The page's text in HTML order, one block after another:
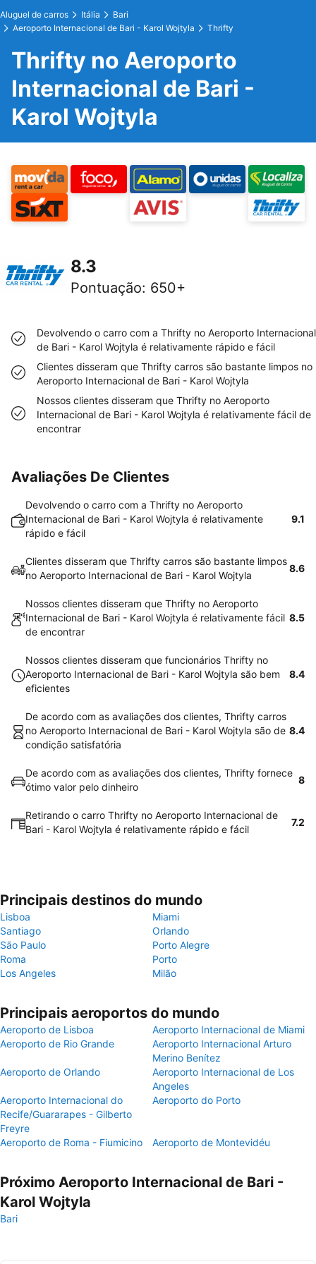
Aluguel de carros Itália
Bari
Aeroporto Internacional de Bari - Karol Wojtyla
Thrifty
Thrifty no Aeroporto
Internacional de Bari -
Karol Wojtyla
8.3
Pontuação: 650+
Devolvendo o carro com a Thrifty no Aeroporto Internacional
de Bari - Karol Wojtyla é relativamente rápido e fácil
Clientes disseram que Thrifty carros são bastante limpos no
Aeroporto Internacional de Bari - Karol Wojtyla
Nossos clientes disseram que Thrifty no Aeroporto
Internacional de Bari - Karol Wojtyla é relativamente fácil de
encontrar
Avaliações De Clientes
Devolvendo o carro com a Thrifty no Aeroporto
Internacional de Bari - Karol Wojtyla é relativamente
rápido e fácil
9.1
Clientes disseram que Thrifty carros são bastante limpos
no Aeroporto Internacional de Bari - Karol Wojtyla
8.6
Nossos clientes disseram que Thrifty no Aeroporto
Internacional de Bari - Karol Wojtyla é relativamente fácil
de encontrar
8.5
Nossos clientes disseram que funcionários Thrifty no
Aeroporto Internacional de Bari - Karol Wojtyla são bem
eficientes
8.4
De acordo com as avaliações dos clientes, Thrifty carros
no Aeroporto Internacional de Bari - Karol Wojtyla são de
condição satisfatória
8.4
De acordo com as avaliações dos clientes, Thrifty fornece
ótimo valor pelo dinheiro
8
Retirando o carro Thrifty no Aeroporto Internacional de
Bari - Karol Wojtyla é relativamente rápido e fácil
7.2
Principais destinos do mundo
Lisboa
Miami
Santiago
Orlando
São Paulo
Porto Alegre
Roma
Porto
Los Angeles
Milão
Principais aeroportos do mundo
Aeroporto de Lisboa
Aeroporto Internacional de Miami
Aeroporto de Rio Grande
Aeroporto Internacional Arturo
Merino Benítez
Aeroporto de Orlando
Aeroporto Internacional de Los
Angeles
Aeroporto Internacional do
Recife/Guararapes - Gilberto
Freyre
Aeroporto do Porto
Aeroporto de Roma - Fiumicino Aeroporto de Montevidéu
Próximo Aeroporto Internacional de Bari -
Karol Wojtyla
Bari